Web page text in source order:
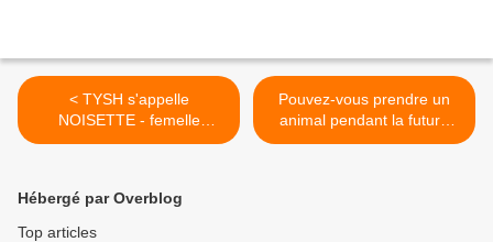
< TYSH s'appelle
NOISETTE - femelle
européenne tigrée - 2 ans -
Pouvez-vous prendre un
animal pendant la future
tempête ou cyclone ? >
Hébergé par Overblog
Top articles